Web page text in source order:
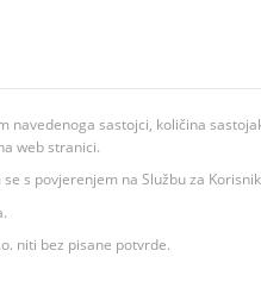
sastojci, količina
web stranici.
s povjerenjem na Službu za
niti bez pisane potvrde.